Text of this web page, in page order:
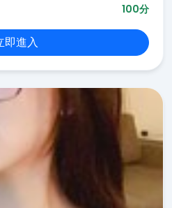
100分
即進入